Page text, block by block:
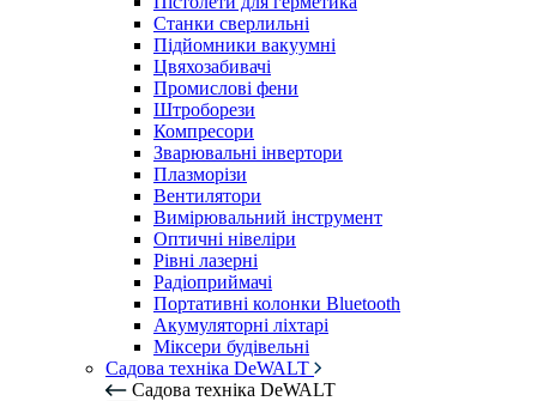
Станки сверлильні
Підйомники вакуумні
Цвяхозабивачі
Промислові фени
Штроборези
Компресори
Зварювальні інвертори
Плазморізи
Вентилятори
Вимірювальний інструмент
Оптичні нівеліри
Рівні лазерні
Радіоприймачі
Портативні колонки Bluetooth
Акумуляторні ліхтарі
Міксери будівельні
Садова техніка DeWALT
Садова техніка DeWALT